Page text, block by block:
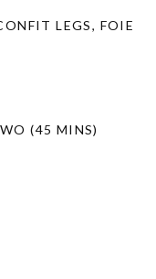
LEGS, FOIE
(45 MINS)